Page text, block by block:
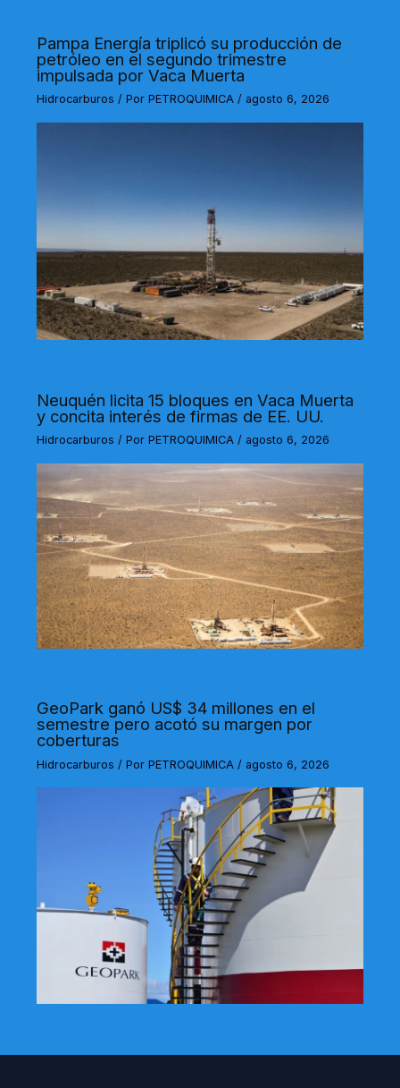
Pampa Energía triplicó su producción de
petróleo en el segundo trimestre
impulsada por Vaca Muerta
Hidrocarburos / PorPETROQUIMICA/ agosto 6, 2026
Neuquén licita 15 bloques en Vaca Muerta
y concita interés de firmas de EE. UU.
Hidrocarburos / PorPETROQUIMICA/ agosto 6, 2026
GeoPark ganó US$ 34 millones en el
semestre pero acotó su margen por
coberturas
Hidrocarburos / PorPETROQUIMICA / agosto 6, 2026